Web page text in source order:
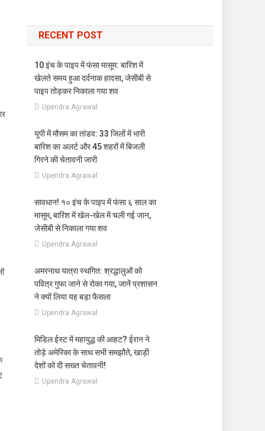
RECENT POST
10 इंच के पाइप में फंसा मासूम: बारिश में
खेलते समय हुआ दर्दनाक हादसा, जेसीबी से
पाइप तोड़कर निकाला गया शव
Upendra Agrawal
यूपी में मौसम का तांडव: 33 जिलों में भारी
बारिश का अलर्ट और 45 शहरों में बिजली
गिरने की चेतावनी जारी
Upendra Agrawal
सावधान! १० इंच के पाइप में फंसा ६ साल का
मासूम, बारिश में खेल-खेल में चली गई जान,
जेसीबी से निकाला गया शव
Upendra Agrawal
अमरनाथ यात्रा स्थगित: श्रद्धालुओं को
पवित्र गुफा जाने से रोका गया, जानें प्रशासन
ने क्यों लिया यह बड़ा फैसला
Upendra Agrawal
मिडिल ईस्ट में महायुद्ध की आहट? ईरान ने
तोड़े अमेरिका के साथ सभी समझौते, खाड़ी
देशों को दी सख्त चेतावनी!
Upendra Agrawal